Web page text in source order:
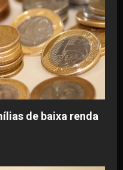
de baixa renda